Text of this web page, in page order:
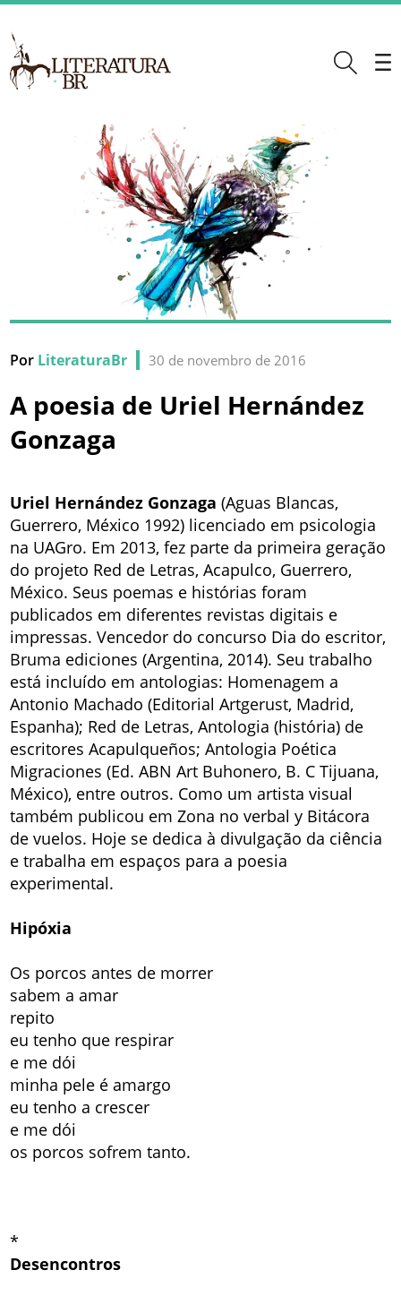
Por LiteraturaBr 30 de novembro de 2016
A poesia de Uriel Hernández
Gonzaga
Uriel Hernández Gonzaga (Aguas Blancas,
Guerrero, México 1992) licenciado em psicologia
na UAGro. Em 2013, fez parte da primeira geração
do projeto Red de Letras, Acapulco, Guerrero,
México. Seus poemas e histórias foram
publicados em diferentes revistas digitais e
impressas. Vencedor do concurso Dia do escritor,
Bruma ediciones (Argentina, 2014). Seu trabalho
está incluído em antologias: Homenagem a
Antonio Machado (Editorial Artgerust, Madrid,
Espanha); Red de Letras, Antologia (história) de
escritores Acapulqueños; Antologia Poética
Migraciones (Ed. ABN Art Buhonero, B. C Tijuana,
México), entre outros. Como um artista visual
também publicou em Zona no verbal y Bitácora
de vuelos. Hoje se dedica à divulgação da ciência
e trabalha em espaços para a poesia
experimental.
Hipóxia
Os porcos antes de morrer
sabem a amar
repito
eu tenho que respirar
e me dói
minha pele é amargo
eu tenho a crescer
e me dói
os porcos sofrem tanto.
*
Desencontros